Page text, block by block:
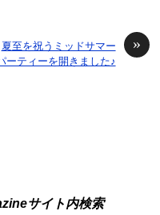
»
夏至を祝うミッドサマー
ーティーを開きました♪
サイト内検索